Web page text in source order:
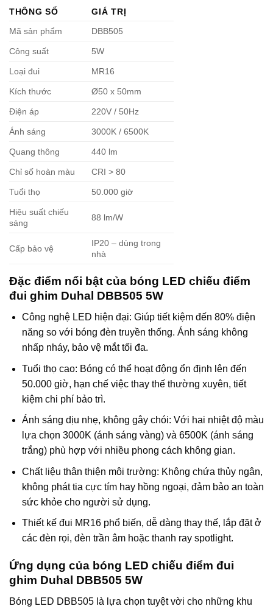
THÔNG SỐ
GIÁ TRỊ
Mã sản phẩm
DBB505
Công suất 5W
Loại đui MR16
Kích thước Ø50 x 50mm
Điện áp 220V / 50Hz
Ánh sáng 3000K / 6500K
Quang thông 440 lm
Chỉ số hoàn màu CRI > 80
Tuổi thọ 50.000 giờ
Hiệu suất chiếu
sáng
88 lm/W
Cấp bảo vệ
IP20 – dùng trong
nhà
Đặc điểm nổi bật của bóng LED chiếu điểm
đui ghim Duhal DBB505 5W
Công nghệ LED hiện đại: Giúp tiết kiệm đến 80% điện
năng so với bóng đèn truyền thống. Ánh sáng không
nhấp nháy, bảo vệ mắt tối đa.
Tuổi thọ cao: Bóng có thể hoạt động ổn định lên đến
50.000 giờ, hạn chế việc thay thế thường xuyên, tiết
kiệm chi phí bảo trì.
Ánh sáng dịu nhẹ, không gây chói: Với hai nhiệt độ màu
lựa chọn 3000K (ánh sáng vàng) và 6500K (ánh sáng
trắng) phù hợp với nhiều phong cách không gian.
Chất liệu thân thiện môi trường: Không chứa thủy ngân,
không phát tia cực tím hay hồng ngoại, đảm bảo an toàn
sức khỏe cho người sử dụng.
Thiết kế đui MR16 phổ biến, dễ dàng thay thế, lắp đặt ở
các đèn rọi, đèn trần âm hoặc thanh ray spotlight.
Ứng dụng của bóng LED chiếu điểm đui
ghim Duhal DBB505 5W
Bóng LED DBB505 là lựa chọn tuyệt vời cho những khu